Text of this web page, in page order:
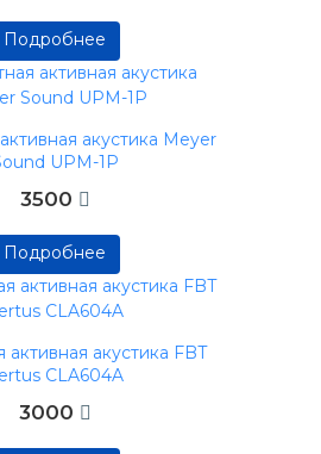
Подробнее
Подробнее
акустика Meyer
UPM-1P
3500
Подробнее
Подробнее
активная акустика FBT
CLA604A
3000